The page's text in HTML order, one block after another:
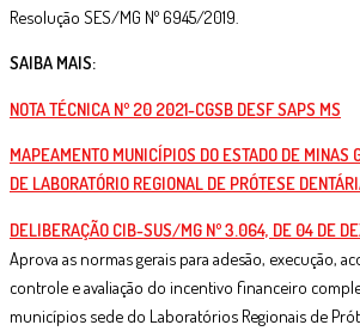
Resolução SES/MG Nº 6945/2019.
SAIBA MAIS:
NOTA TÉCNICA Nº 20 2021-CGSB DESF SAPS MS
MAPEAMENTO MUNICÍPIOS DO ESTADO DE MINAS
DE LABORATÓRIO REGIONAL DE PRÓTESE
DELIBERAÇÃO CIB-SUS/MG Nº 3.064, DE 04 DE
Aprova as normas gerais para adesão, execução,
controle e avaliação do incentivo financeiro
municípios sede do Laboratórios Regionais de